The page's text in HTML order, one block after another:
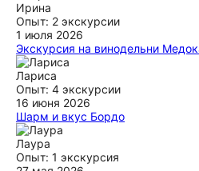
Ирина
Опыт: 2 экскурсии
1 июля 2026
Экскурсия на винодельни
впечатление отличное, очень
посещали два шато с платной
30 и 60 евро, заехали на
фото, очень понравилась, не
в Бордо
ещё
Лариса
Опыт: 4 экскурсии
16 июня 2026
Шарм и вкус Бордо
Все прошло Замечательно!
чувствующая людей и
кому необходимо. Экскурсия
Лаура
Опыт: 1 экскурсия